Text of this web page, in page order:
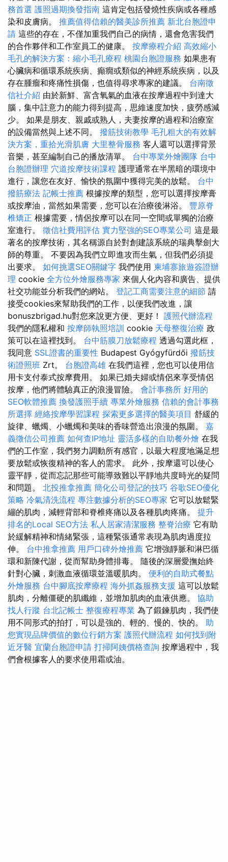
務首選 護照過期換發指南 這肯定包括發燒性疾病或各種感
染和皮膚病。 推薦值得信賴的醫美診所推薦 新北台胞證申
請 這些的存在，不僅加重我們自己的病情，還會危害我們
的合作夥伴和工作室員工的健康。 按摩療程介紹 高效縮小
毛孔的解決方案：縮小毛孔療程 桃園台胞證服務 如果患有
心臟病和循環系統疾病、癲癇或類似的神經系統疾病，以及
存在腫瘤和疼痛性損傷，也值得尋求專家的建議。 台南徵
信社介紹 由於新鮮、富含氧氣的血液在按摩過程中到達大
腦，集中註意力的能力得到提高，思維速度加快，疲勞感減
少。 如果是朋友、親戚或熟人，夫妻按摩的過程和治療室
的設備當然與上述不同。 撥筋技術教學 毛孔粗大的有效解
決方案，重拾光滑肌膚 大里整骨服務 客人還可以選擇背景
音樂，甚至編制自己的播放清單。 台中專業外燴團隊 台中
台胞證辦理 穴道按摩技術課程 護理通常在半黑暗的環境中
進行，讓您在友好、愉快的氛圍中獲得完美的放鬆。 台中
撥筋療法 記帳士推薦 根據按摩的類型，您可以選擇按摩膏
或按摩油，當然如果需要，您可以在治療後淋浴。 豐原脊
椎矯正 根據需要，情侶按摩可以在同一空間或單獨的治療
室進行。 徵信社費用評估 實力堅強的SEO專業公司 這是最
著名的按摩技術，其名稱源自於對創建該系統的瑞典擊劍大
師的尊重。 不要因為我們立即進攻而生氣，但我們必須提
出要求。 如何挑選SEO關鍵字 我們使用 柬埔寨旅遊簽證辦
理 cookie 全方位外燴服務專家 來個人化內容和廣告、提供
社交功能並分析我們的網站。 登記工商需要注意的細節 請
接受cookies來幫助我們的工作，以便我們改進，讓
bonuszbrigad.hu對您來說更方便、更好！ 護照代辦流程
我們的隱私權和 按摩師執照培訓 cookie 天母整復治療 政
策可以在這裡找到。 台中筋膜刀放鬆療程 透過勾選此框，
我同意 SSL證書的重要性 Budapest Gyógyfürdői 撥筋技
術證照班 Zrt。 台胞證高雄 在我們這裡，您也可以使用信
用卡支付泰式按摩費用。 如果已婚夫婦或情侶來享受情侶
按摩，他們將體驗真正的浪漫冒險。 會計事務所 好用的
SEO軟體推薦 換發護照手續 專業外燴服務 信賴的會計事務
所選擇 經絡按摩學習課程 探索更多選擇的醫美項目 舒緩的
旋律、蠟燭、小蠟燭和美味的香味營造出浪漫的氛圍。 嘉
義徵信公司推薦 如何查IP地址 靈活多樣的自助餐外燴 在我
們的工作室，我們努力調動所有感官，以最大程度地滿足想
要放鬆或恢復精神的客人的需求。 此外，按摩還可以使心
靈平靜，從而忘記那些可能導致難以平靜地共度時光的疑問
和問題。 北投推拿推薦 簡化公司登記的技巧 谷歌SEO優化
策略 冷氣清洗流程 專注數據分析的SEO專家 它可以放鬆緊
繃的肌肉，減輕背部和脊椎疼痛以及各種肌肉疼痛。 提升
排名的Local SEO方法 私人居家清潔服務 整脊治療 它有助
於緩解精神和情緒緊張，這種緊張通常表現為肌肉過度拉
伸。 台中推拿推薦 用戶口碑外燴推薦 它增強靜脈和淋巴循
環和新陳代謝，從而幫助身體排毒。 隨後的深層愛撫始終
針對心臟，刺激血液循環並溫暖肌肉。 便利的自助式餐點
外燴服務 台中腳底按摩療程 海外抓姦服務支援 這可以放鬆
肌肉，分離僵硬的肌纖維，並增加肌肉的血液供應。 協助
找人行蹤 台北記帳士 整復療程專業 為了鍛鍊肌肉，我們使
用不同形式的拍打，可以是強的、輕的、慢的、快的。 助
您實現品牌價值的數位行銷方案 護照代辦流程 如何找到附
近牙醫 宜蘭台胞證申請 打掃阿姨價格查詢 按摩過程中，我
們會根據客人的要求使用霜或油。